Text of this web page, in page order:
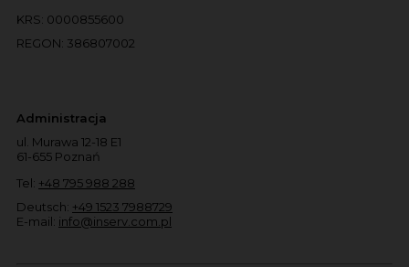
KRS: 0000855600
REGON: 386807002
Administracja
ul. Murawa 12-18 E1
61-655 Poznań
Tel: +48 795 988 288
Deutsch: +49 1523 7988729
E-mail: info@inserv.com.pl